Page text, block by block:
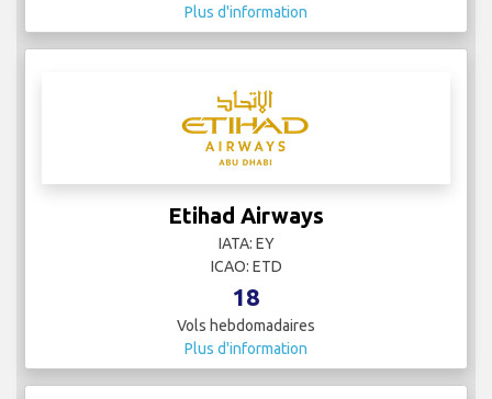
Plus d'information
Etihad Airways
IATA: EY
ICAO: ETD
18
Vols hebdomadaires
Plus d'information